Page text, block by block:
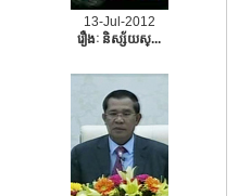
13-Jul-2012
រឿងៈ​ និស្ស័យស្...